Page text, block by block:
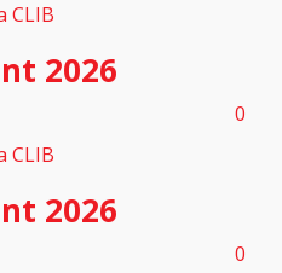
CLIB
2026
0
CLIB
2026
0